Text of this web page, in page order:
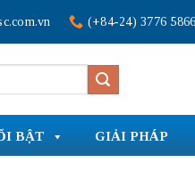
(+84-24) 3776 5866
BẬT GIẢI PHÁP